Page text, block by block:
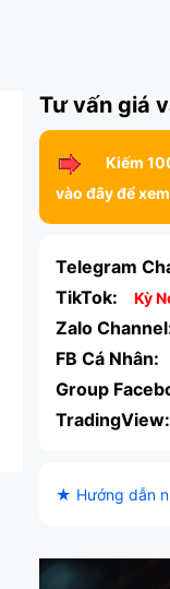
Tư vấn giá
Kiếm
vào đây để
Telegram
TikTok: Kỳ
Zalo
FB Cá Nhân:
Group
TradingView:
★ Hướng dẫn